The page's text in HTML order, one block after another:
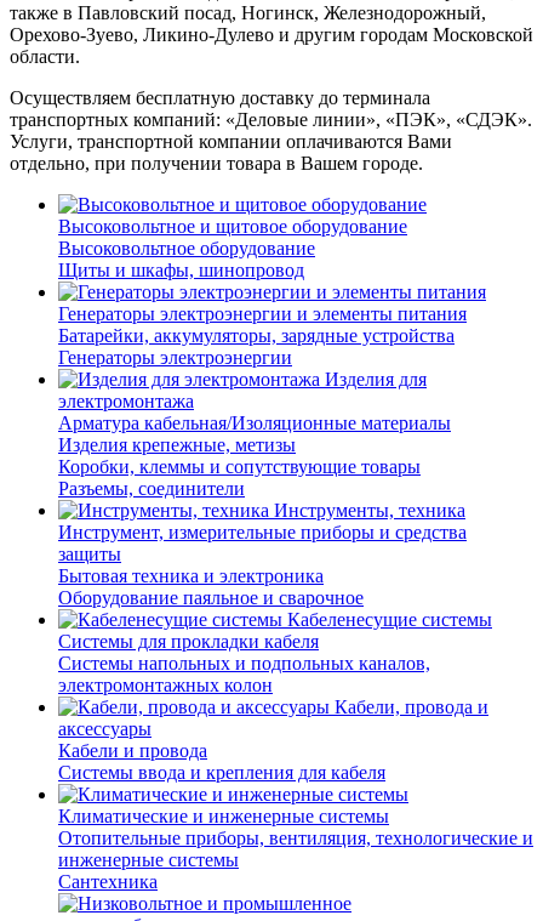
также в Павловский посад, Ногинск, Железнодорожный,
Орехово-Зуево, Ликино-Дулево и другим городам Московской
области.
Осуществляем бесплатную доставку до терминала
транспортных компаний: «Деловые линии», «ПЭК», «СДЭК».
Услуги, транспортной компании оплачиваются Вами
отдельно, при получении товара в Вашем городе.
Высоковольтное и щитовое оборудование
Высоковольтное оборудование
Щиты и шкафы, шинопровод
Генераторы электроэнергии и элементы питания
Батарейки, аккумуляторы, зарядные устройства
Генераторы электроэнергии
Изделия для
электромонтажа
Арматура кабельная/Изоляционные материалы
Изделия крепежные, метизы
Коробки, клеммы и сопутствующие товары
Разъемы, соединители
Инструменты, техника
Инструмент, измерительные приборы и средства
защиты
Бытовая техника и электроника
Оборудование паяльное и сварочное
Кабеленесущие системы
Системы для прокладки кабеля
Системы напольных и подпольных каналов,
электромонтажных колон
Кабели, провода и
аксессуары
Кабели и провода
Системы ввода и крепления для кабеля
Климатические и инженерные системы
Отопительные приборы, вентиляция, технологические и
инженерные системы
Сантехника